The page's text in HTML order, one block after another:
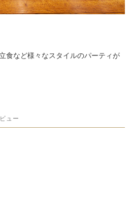
食など様々なスタイルのパーティが
ュー